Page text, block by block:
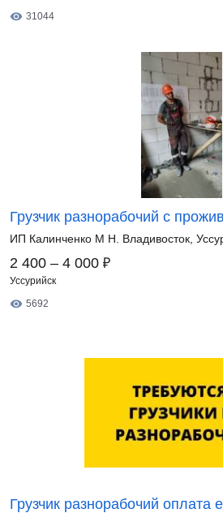
31044
Грузчик разнорабочий с
ИП Калинченко М Н. Владивосток,
2 400 – 4 000 ₽
Уссурийск
5692
Грузчик разнорабочий оплата